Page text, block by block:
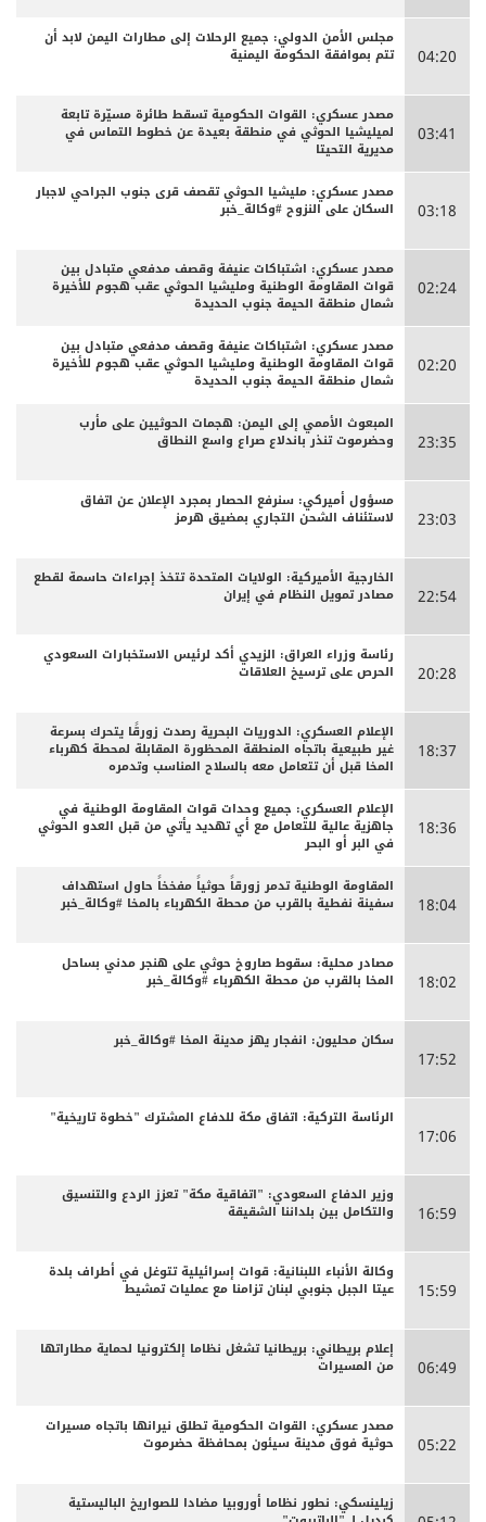
04:20
مجلس الأمن الدولي: جميع الرحلات إلى مطارات اليمن لابد أن
تتم بموافقة الحكومة اليمنية
03:41
مصدر عسكري: القوات الحكومية تسقط طائرة مسيّرة تابعة
لميليشيا الحوثي في منطقة بعيدة عن خطوط التماس في
مديرية التحيتا
03:18
مصدر عسكري: مليشيا الحوثي تقصف قرى جنوب الجراحي لاجبار
السكان على النزوح #وكالة_خبر
02:24
مصدر عسكري: اشتباكات عنيفة وقصف مدفعي متبادل بين
قوات المقاومة الوطنية ومليشيا الحوثي عقب هجوم للأخيرة
شمال منطقة الحيمة جنوب الحديدة
02:20
مصدر عسكري: اشتباكات عنيفة وقصف مدفعي متبادل بين
قوات المقاومة الوطنية ومليشيا الحوثي عقب هجوم للأخيرة
شمال منطقة الحيمة جنوب الحديدة
23:35
المبعوث الأممي إلى اليمن: هجمات الحوثيين على مأرب
وحضرموت تنذر باندلاع صراع واسع النطاق
23:03
مسؤول أميركي: سنرفع الحصار بمجرد الإعلان عن اتفاق
لاستئناف الشحن التجاري بمضيق هرمز
22:54
الخارجية الأميركية: الولايات المتحدة تتخذ إجراءات حاسمة لقطع
مصادر تمويل النظام في إيران
20:28
رئاسة وزراء العراق: الزيدي أكد لرئيس الاستخبارات السعودي
الحرص على ترسيخ العلاقات
18:37
الإعلام العسكري: الدوريات البحرية رصدت زورقًا يتحرك بسرعة
غير طبيعية باتجاه المنطقة المحظورة المقابلة لمحطة كهرباء
المخا قبل أن تتعامل معه بالسلاح المناسب وتدمره
18:36
الإعلام العسكري: جميع وحدات قوات المقاومة الوطنية في
جاهزية عالية للتعامل مع أي تهديد يأتي من قبل العدو الحوثي
في البر أو البحر
18:04
المقاومة الوطنية تدمر زورقاً حوثياً مفخخاً حاول استهداف
سفينة نفطية بالقرب من محطة الكهرباء بالمخا #وكالة_خبر
18:02
مصادر محلية: سقوط صاروخ حوثي على هنجر مدني بساحل
المخا بالقرب من محطة الكهرباء #وكالة_خبر
17:52
سكان محليون: انفجار يهز مدينة المخا #وكالة_خبر
17:06
الرئاسة التركية: اتفاق مكة للدفاع المشترك "خطوة تاريخية"
16:59
وزير الدفاع السعودي: "اتفاقية مكة" تعزز الردع والتنسيق
والتكامل بين بلداننا الشقيقة
15:59
وكالة الأنباء اللبنانية: قوات إسرائيلية تتوغل في أطراف بلدة
عيتا الجبل جنوبي لبنان تزامنا مع عمليات تمشيط
06:49
إعلام بريطاني: بريطانيا تشغل نظاما إلكترونيا لحماية مطاراتها
من المسيرات
05:22
مصدر عسكري: القوات الحكومية تطلق نيرانها باتجاه مسيرات
حوثية فوق مدينة سيئون بمحافظة حضرموت
زيلينسكي: نطور نظاما أوروبيا مضادا للصواريخ الباليستية